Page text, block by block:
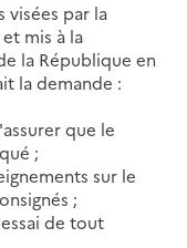
visées par la
mis à la
la République en
la demande :
que le
;
sur le
;
de tout